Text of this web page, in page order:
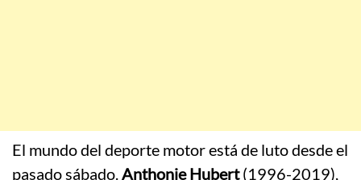
El mundo del deporte motor está de luto desde el
pasado sábado.Anthonie Hubert(1996-2019),